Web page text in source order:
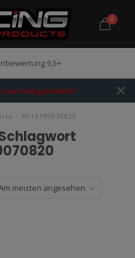
0
9,5+
racing products!
8019799070820